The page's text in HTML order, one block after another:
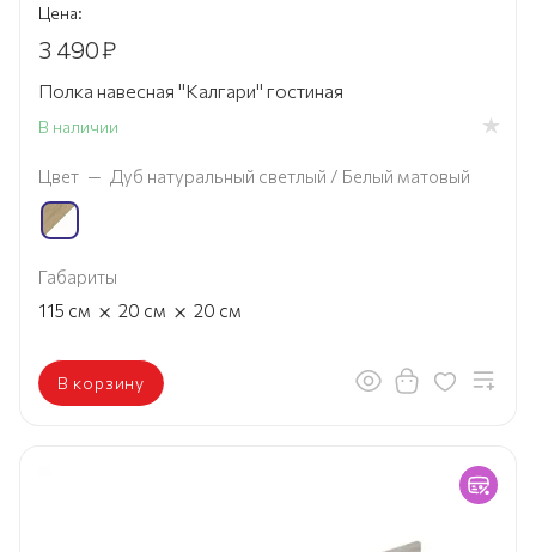
Цена:
3 490₽
Полка навесная "Калгари" гостиная
В наличии
Цвет — Дуб натуральный светлый / Белый матовый
Габариты
115 см × 20 см × 20 см
В корзину